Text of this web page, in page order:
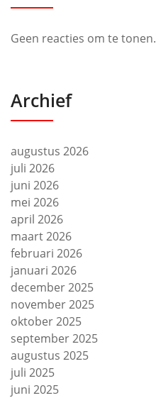
Geen reacties om te tonen.
Archief
augustus 2026
juli 2026
juni 2026
mei 2026
april 2026
maart 2026
februari 2026
januari 2026
december 2025
november 2025
oktober 2025
september 2025
augustus 2025
juli 2025
juni 2025